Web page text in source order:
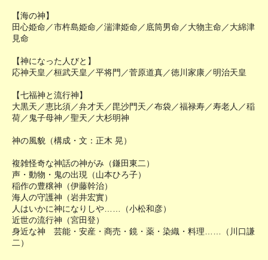
【海の神】
田心姫命／市杵島姫命／湍津姫命／底筒男命／大物主命／大綿津
見命
【神になった人びと】
応神天皇／桓武天皇／平将門／菅原道真／徳川家康／明治天皇
【七福神と流行神】
大黒天／恵比須／弁才天／毘沙門天／布袋／福禄寿／寿老人／稲
荷／鬼子母神／聖天／大杉明神
神の風貌（構成・文：正木 晃）
複雑怪奇な神話の神がみ（鎌田東二）
声・動物・鬼の出現（山本ひろ子）
稲作の豊穣神（伊藤幹治）
海人の守護神（岩井宏實）
人はいかに神になりしや……（小松和彦）
近世の流行神（宮田登）
身近な神 芸能・安産・商売・鏡・薬・染織・料理……（川口謙
二）